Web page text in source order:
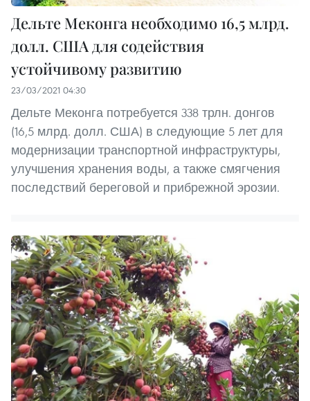
Дельте Меконга необходимо 16,5 млрд.
долл. США для содействия
устойчивому развитию
23/03/2021 04:30
Дельте Меконга потребуется 338 трлн. донгов
(16,5 млрд. долл. США) в следующие 5 лет для
модернизации транспортной инфраструктуры,
улучшения хранения воды, а также смягчения
последствий береговой и прибрежной эрозии.